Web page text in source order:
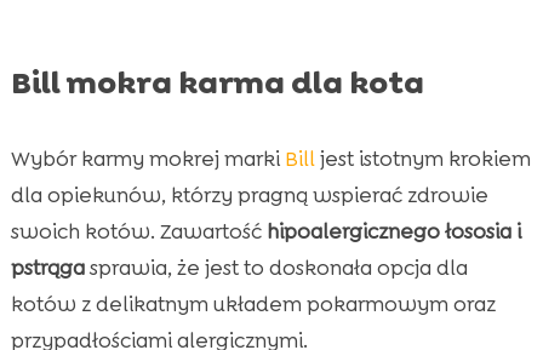
Bill mokra karma dla kota
Wybór karmy mokrej marki Billjest istotnym krokiem
dla opiekunów, którzy pragną wspierać zdrowie
swoich kotów. Zawartość hipoalergicznego łososia i
pstrągasprawia, że jest to doskonała opcja dla
kotów z delikatnym układem pokarmowym oraz
przypadłościami alergicznymi.